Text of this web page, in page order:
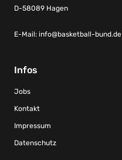
D-58089 Hagen
E-Mail: info@basketball-bund.de
Infos
Jobs
Kontakt
Impressum
Datenschutz